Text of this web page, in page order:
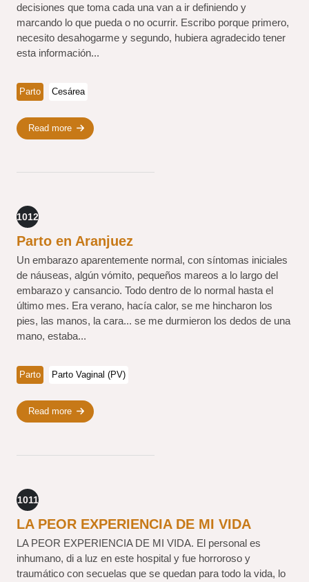
decisiones que toma cada una van a ir definiendo y
marcando lo que pueda o no ocurrir. Escribo porque primero,
necesito desahogarme y segundo, hubiera agradecido tener
esta información...
Parto Cesárea
Read more
1012
Parto en Aranjuez
Un embarazo aparentemente normal, con síntomas iniciales
de náuseas, algún vómito, pequeños mareos a lo largo del
embarazo y cansancio. Todo dentro de lo normal hasta el
último mes. Era verano, hacía calor, se me hincharon los
pies, las manos, la cara... se me durmieron los dedos de una
mano, estaba...
Parto Parto Vaginal (PV)
Read more
1011
LA PEOR EXPERIENCIA DE MI VIDA
LA PEOR EXPERIENCIA DE MI VIDA. El personal es
inhumano, di a luz en este hospital y fue horroroso y
traumático con secuelas que se quedan para todo la vida, lo